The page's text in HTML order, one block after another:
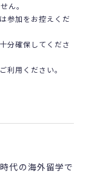
ん。
参加をお控えくだ
分確保してくださ
利用ください。
代の海外留学で